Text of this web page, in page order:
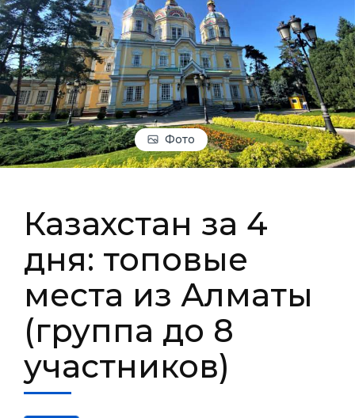
Фото
Казахстан за 4
дня: топовые
места из Алматы
(группа до 8
участников)